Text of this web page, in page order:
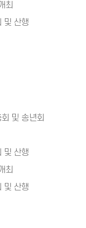
최
및 산행
및 송년회
및 산행
최
및 산행